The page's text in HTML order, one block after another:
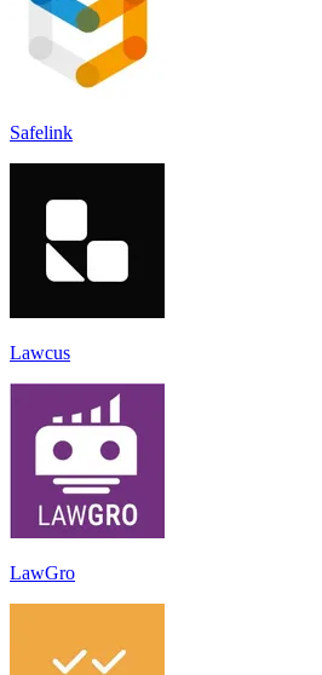
Safelink
Lawcus
LawGro